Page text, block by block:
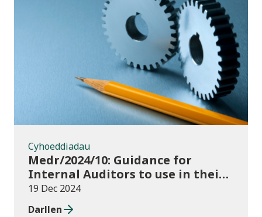
Cyhoeddiadau
Cyhoeddiadau
Medr/2024/10: Guidance for
Internal Auditors to use in their
Annual Internal Audit of HE Data
Systems and Processes
19 Dec 2024
Darllen